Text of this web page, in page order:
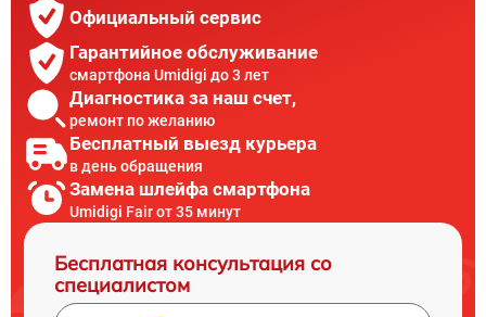
Официальный сервис
Гарантийное обслуживание
смартфона Umidigi до 3 лет
Диагностика за наш счет,
ремонт по желанию
Бесплатный выезд курьера
в день обращения
Замена шлейфа смартфона
Umidigi Fair от 35 минут
Бесплатная консультация со
специалистом